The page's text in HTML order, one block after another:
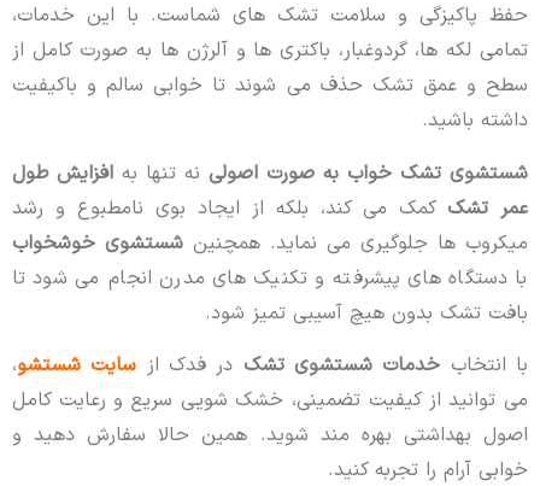
حفظ پاکیزگی و سلامت تشک های شماست. با این خدمات،
تمامی لکه ها، گردوغبار، باکتری ها و آلرژن ها به صورت کامل از
سطح و عمق تشک حذف می شوند تا خوابی سالم و باکیفیت
داشته باشید.
شستشوی تشک خواب به صورت اصولینه تنها به افزایش طول
عمر تشککمک می کند، بلکه از ایجاد بوی نامطبوع و رشد
میکروب ها جلوگیری می نماید. همچنین شستشوی خوشخواب
با دستگاه های پیشرفته و تکنیک های مدرن انجام می شود تا
بافت تشک بدون هیچ آسیبی تمیز شود.
با انتخاب خدمات شستشوی تشکدر فدک از سایت شستشو،
می توانید از کیفیت تضمینی، خشک شویی سریع و رعایت کامل
اصول بهداشتی بهره مند شوید. همین حالا سفارش دهید و
خوابی آرام را تجربه کنید.